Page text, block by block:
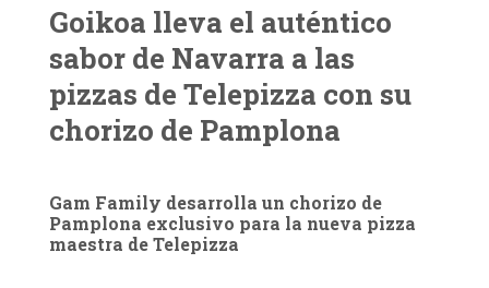
Goikoa lleva el auténtico
sabor de Navarra a las
pizzas de Telepizza con su
chorizo de Pamplona
Gam Family desarrolla un chorizo de
Pamplona exclusivo para la nueva pizza
maestra de Telepizza